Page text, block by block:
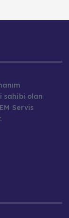
sahibi olan
Servis